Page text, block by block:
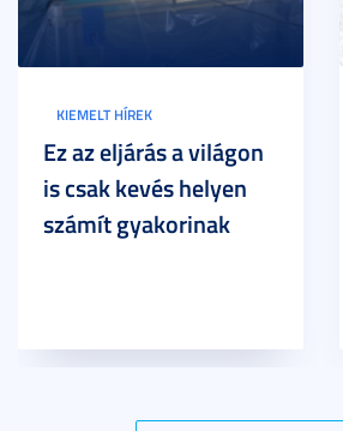
KIEMELT HÍREK
Ez az eljárás a világon
is csak kevés helyen
számít gyakorinak